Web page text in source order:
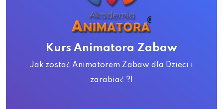
Kurs Animatora Zabaw
Jak zostać Animatorem Zabaw dla Dzieci i
zarabiać ?!